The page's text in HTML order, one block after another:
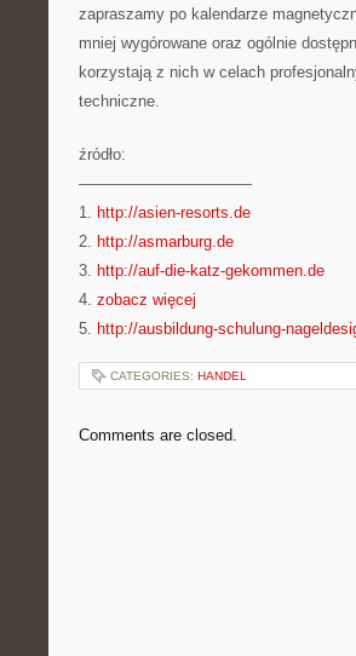
zapraszamy po kalendarze
mniej wygórowane oraz ogólnie
korzystają z nich w celach
techniczne.
źródło:
———————————
1. http://asien-resorts.de
2. http://asmarburg.de
3. http://auf-die-katz-gekommen.de
4. zobacz więcej
5. http://ausbildung-schulung-
CATEGORIES: HANDEL
Comments are closed.